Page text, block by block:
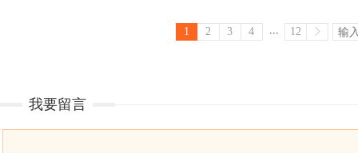
1 2 3 4 ... 12
我要留言